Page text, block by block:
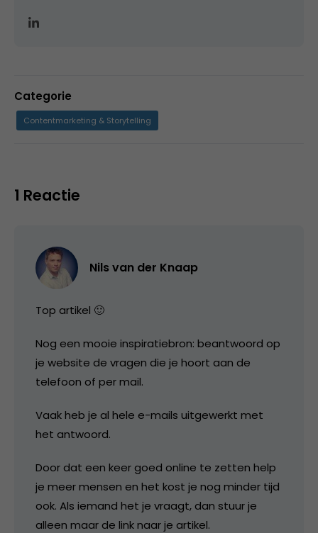
Categorie
Contentmarketing & Storytelling
1 Reactie
Nils van der Knaap
Top artikel 🙂
Nog een mooie inspiratiebron: beantwoord op
je website de vragen die je hoort aan de
telefoon of per mail.
Vaak heb je al hele e-mails uitgewerkt met
het antwoord.
Door dat een keer goed online te zetten help
je meer mensen en het kost je nog minder tijd
ook. Als iemand het je vraagt, dan stuur je
alleen maar de link naar je artikel.